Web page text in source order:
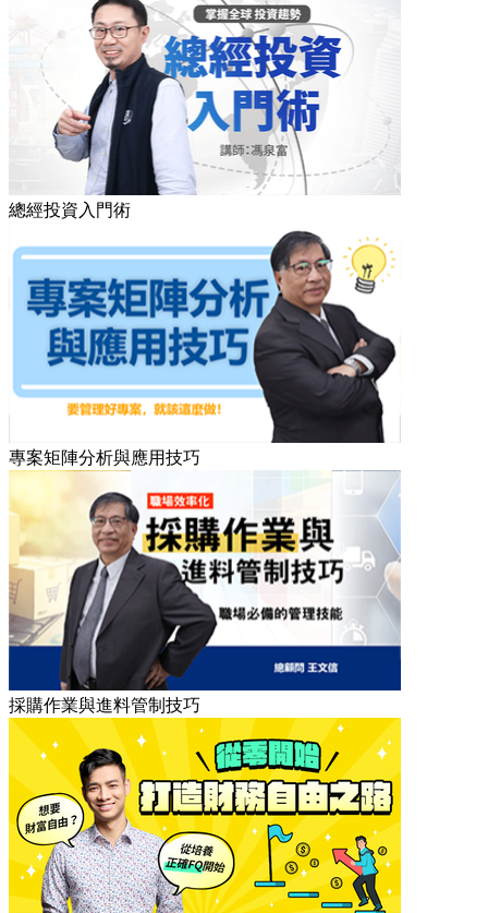
總經投資入門術
專案矩陣分析與應用技巧
採購作業與進料管制技巧